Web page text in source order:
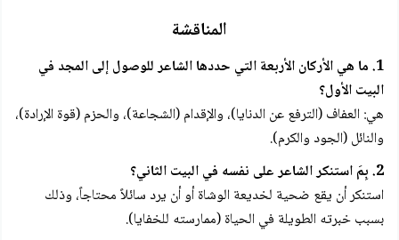
المناقشة
1. ما هي الأركان الأربعة التي حددها الشاعر للوصول إلى المجد في
البيت الأول؟
هي: العفاف (الترفع عن الدنايا)، والإقدام (الشجاعة)، والحزم (قوة الإرادة)،
والنائل (الجود والكرم).
2. بِمَ استنكر الشاعر على نفسه في البيت الثاني؟
استنكر أن يقع ضحية لخديعة الوشاة أو أن يرد سائلاً محتاجاً، وذلك
بسبب خبرته الطويلة في الحياة (ممارسته للخفايا).